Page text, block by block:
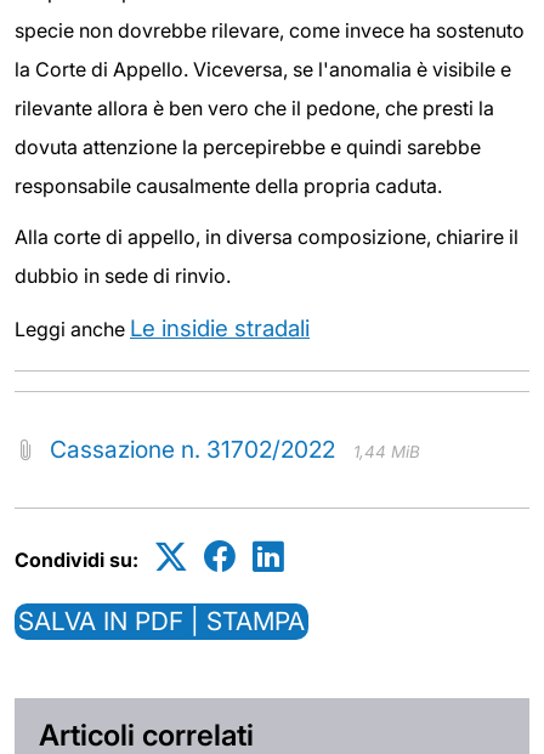
specie non dovrebbe rilevare, come invece ha sostenuto
la Corte di Appello. Viceversa, se l'anomalia è visibile e
rilevante allora è ben vero che il pedone, che presti la
dovuta attenzione la percepirebbe e quindi sarebbe
responsabile causalmente della propria caduta.
Alla corte di appello, in diversa composizione, chiarire il
dubbio in sede di rinvio.
Leggi anche Le insidie stradali
Cassazione n. 31702/2022 1,44 MiB
Condividi su:
SALVA IN PDF | STAMPA
Articoli correlati